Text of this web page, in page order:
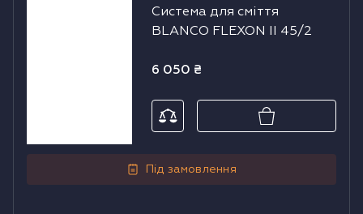
Система для сміття
BLANCO FLEXON II 45/2
6 050 ₴
Під замовлення